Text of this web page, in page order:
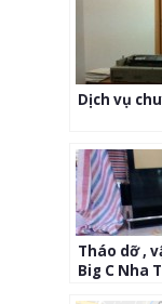
Dịch vụ
Tháo dỡ ,
Big C Nha